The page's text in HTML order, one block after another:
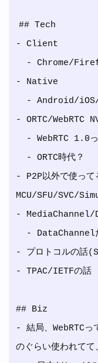
## Tech
- Client
- Native
- ORTC/WebRTC
- P2P以外で使って
MCU/SFU/SVC/
- MediaChannel/
- プロトコルの話
- TPAC/IETFの話
## Biz
- 結局、WebRTC
のぐらい使われて